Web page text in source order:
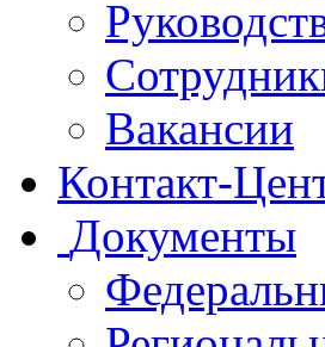
Вакансии
Контакт-
Документы